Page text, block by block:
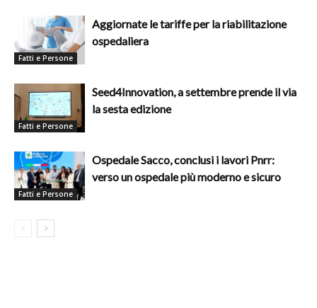
Fatti e Persone
Aggiornate le tariffe per la riabilitazione
ospedaliera
Fatti e Persone
Seed4Innovation, a settembre prende il via
la sesta edizione
Fatti e Persone
Ospedale Sacco, conclusi i lavori Pnrr:
verso un ospedale più moderno e sicuro